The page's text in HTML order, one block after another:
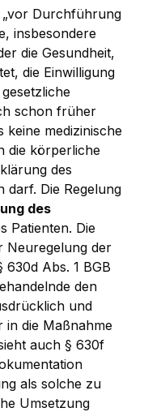
„vor Durchführung
insbesondere
die Gesundheit,
die Einwilligung
gesetzliche
schon früher
keine medizinische
die körperliche
des
darf. Die Regelung
des
Patienten. Die
Neuregelung der
Abs. 1 BGB
den
und
in die Maßnahme
auch § 630f
als solche zu
Umsetzung